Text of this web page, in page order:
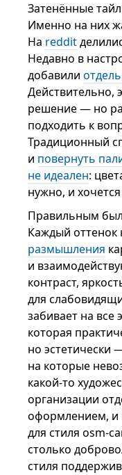
Затенённые
Именно на них
На reddit
Недавно в
добавили
Действительно,
решение — но
подходить к
Традиционный
и повернуть
не идеален:
нужно, и
Правильным
Каждый оттенок
размышления
и
контраст,
для
забивает на все
которая
но эстетически
на которые
какой-то
организации
оформлением, и
для стиля osm-
столько
стиля